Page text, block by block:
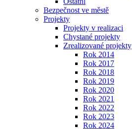
Bezpečnost ve městě
Projekty
Projekty v realizaci
Chystané projekty
Zrealizované projekty
Rok 2014
Rok 2017
Rok 2018
Rok 2019
Rok 2020
Rok 2021
Rok 2022
Rok 2023
Rok 2024